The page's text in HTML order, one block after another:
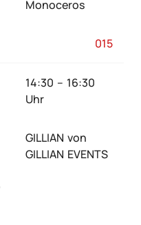
Monoceros
015
14:30 – 16:30
Uhr
GILLIAN von
GILLIAN EVENTS